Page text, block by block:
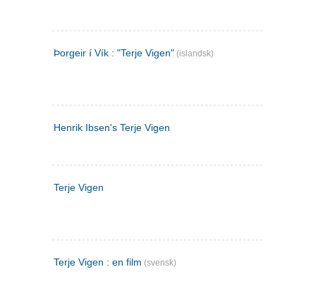
Þorgeir í Vík : "Terje Vigen" (islandsk)
Henrik Ibsen's Terje Vigen
Terje Vigen
Terje Vigen : en film (svensk)